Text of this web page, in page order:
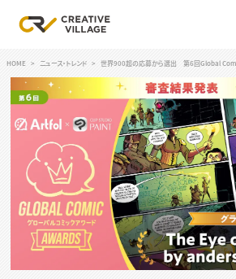
ログイン
RECRUIT
クリエイター求人を探す
CREATIVE JOB求人検索
特集求人
採用説明会
転職支援サービス
HOME ニュース・トレンド 世界900超の応募から選出 第6回Global